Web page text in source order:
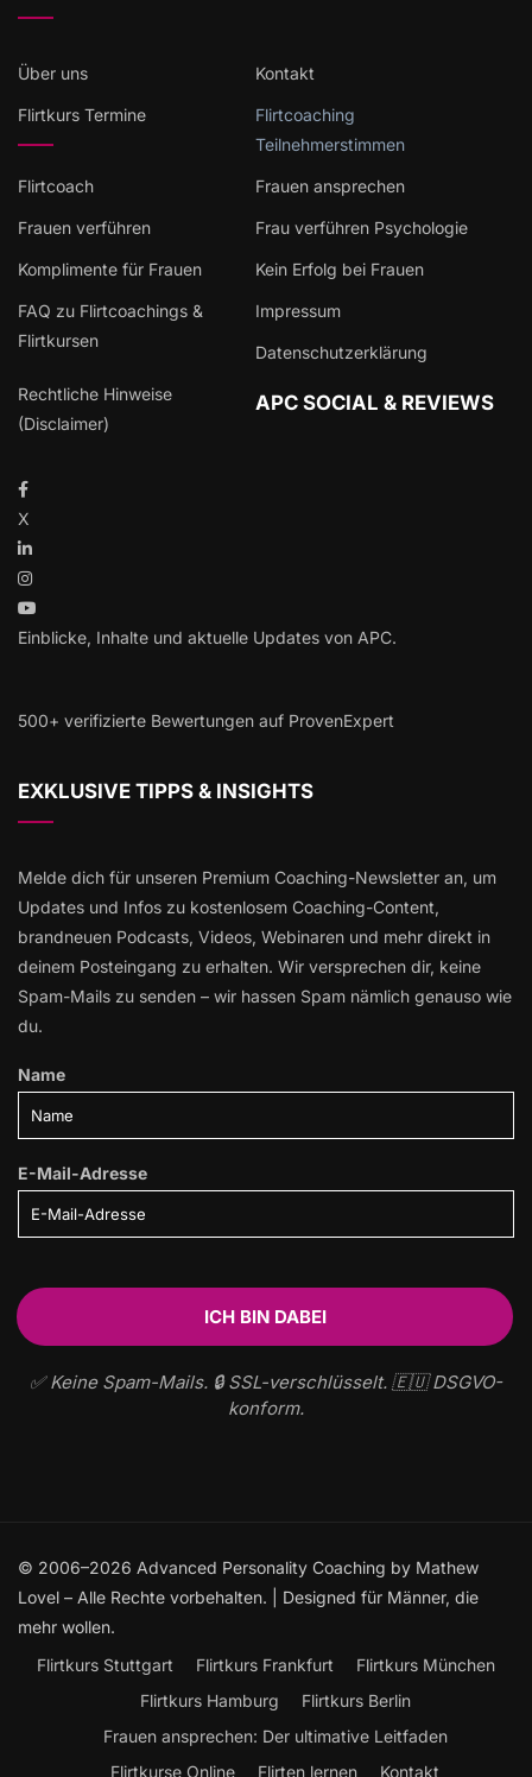
Über uns Kontakt
Flirtkurs Termine
Flirtcoaching
Teilnehmerstimmen
Flirtcoach Frauen ansprechen
Frauen verführen Frau verführen Psychologie
Komplimente für Frauen Kein Erfolg bei Frauen
FAQ zu Flirtcoachings &
Flirtkursen
Impressum
Datenschutzerklärung
Rechtliche Hinweise
(Disclaimer)
APC SOCIAL & REVIEWS
X
Einblicke, Inhalte und aktuelle Updates von APC.
500+ verifizierte Bewertungen auf ProvenExpert
EXKLUSIVE TIPPS & INSIGHTS
Melde dich für unseren Premium Coaching-Newsletter an, um
Updates und Infos zu kostenlosem Coaching-Content,
brandneuen Podcasts, Videos, Webinaren und mehr direkt in
deinem Posteingang zu erhalten. Wir versprechen dir, keine
Spam-Mails zu senden – wir hassen Spam nämlich genauso wie
du.
Name
E-Mail-Adresse
✅ Keine Spam-Mails. 🔒 SSL-verschlüsselt. 🇪🇺 DSGVO-
konform.
© 2006–2026 Advanced Personality Coaching by Mathew
Lovel – Alle Rechte vorbehalten. | Designed für Männer, die
mehr wollen.
Flirtkurs Stuttgart
Flirtkurs Frankfurt
Flirtkurs München
Flirtkurs Hamburg
Flirtkurs Berlin
Frauen ansprechen: Der ultimative Leitfaden
Flirtkurse Online
Flirten lernen Kontakt